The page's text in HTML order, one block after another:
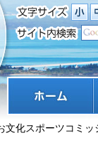
文化スポーツコミ